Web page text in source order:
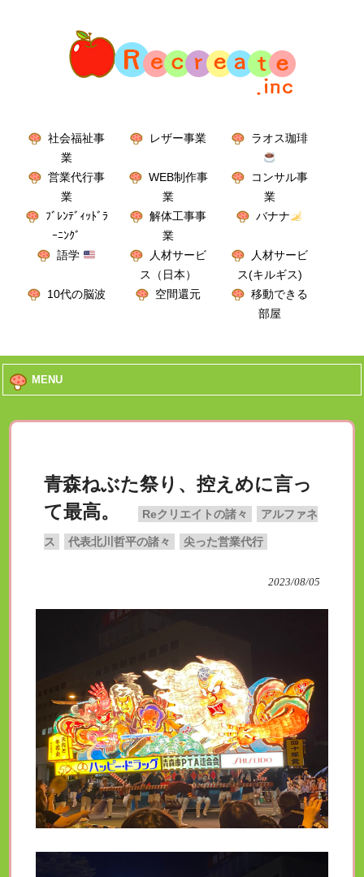
社会福祉事
業
レザー事業 ラオス珈琲
営業代行事
業
WEB制作事
業
コンサル事
業
ﾌﾞﾚﾝﾃﾞｨｯﾄﾞﾗ
ｰﾆﾝｸﾞ
解体工事事
業
バナナ
語学
人材サービ
ス（日本）
人材サービ
ス(キルギス)
10代の脳波
空間還元
移動できる
部屋
MENU
青森ねぶた祭り、控えめに言っ
て最高。
Reクリエイトの諸々 アルファネ
ス 代表北川哲平の諸々 尖った営業代行
2023/08/05